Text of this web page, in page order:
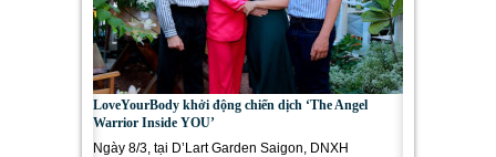
LoveYourBody khởi động chiến dịch ‘The Angel
Warrior Inside YOU’
Ngày 8/3, tại D’Lart Garden Saigon, DNXH